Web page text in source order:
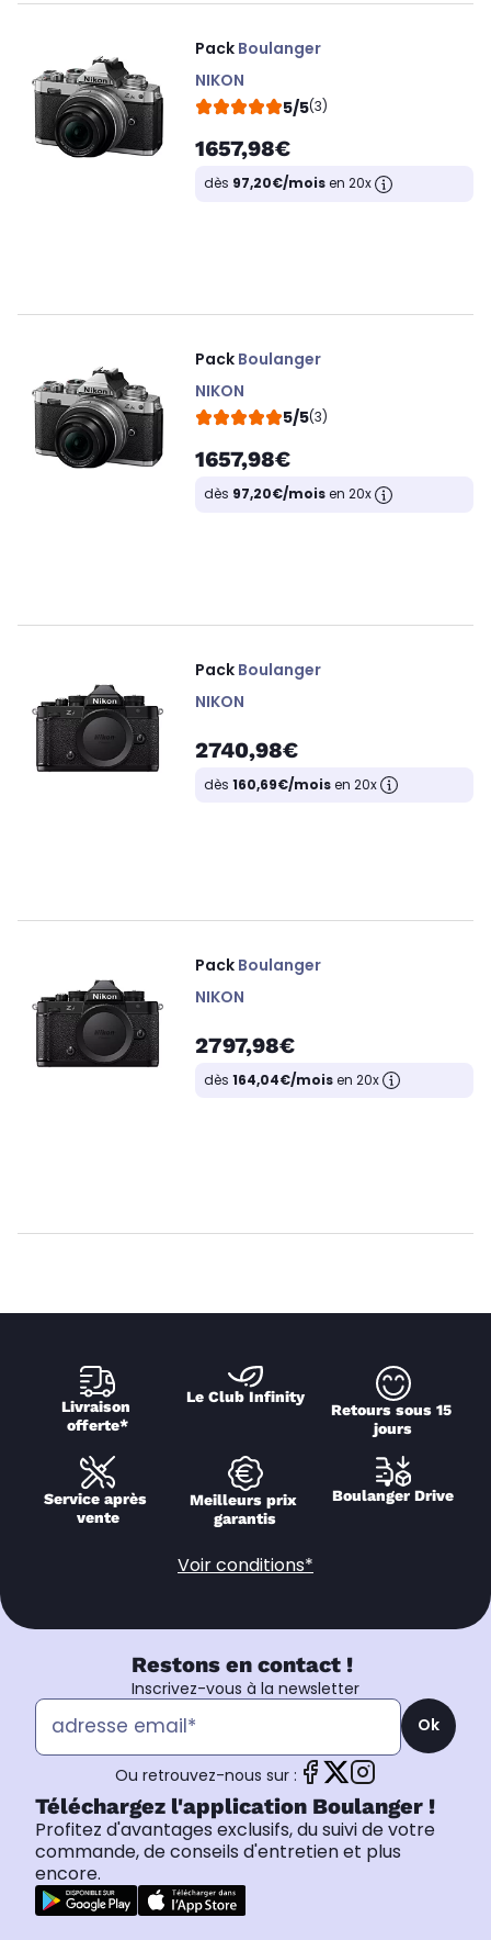
Pack Boulanger
NIKON
5/5(3)
1657,98€
dès 97,20€/moisen 20x
Pack Boulanger
NIKON
5/5(3)
1657,98€
dès 97,20€/moisen 20x
Pack Boulanger
NIKON
2740,98€
dès 160,69€/moisen 20x
Pack Boulanger
NIKON
2797,98€
dès 164,04€/moisen 20x
Livraison
offerte*
Le Club Infinity
Retours sous 15
jours
Service après
vente
Meilleurs prix
garantis
Boulanger Drive
Voir conditions*
Restons en contact !
Inscrivez-vous à la newsletter
Ok
Ou retrouvez-nous sur :
Téléchargez l'application Boulanger !
Profitez d'avantages exclusifs, du suivi de votre
commande, de conseils d'entretien et plus
encore.